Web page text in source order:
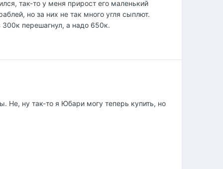
так-то у меня прирост его маленький
но за них не так много угля сыплют.
перешагнул, а надо 650к.
Не, ну так-то я Юбари могу теперь купить, но